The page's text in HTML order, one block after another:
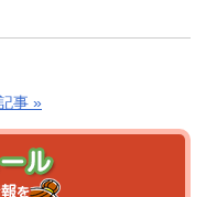
事 »